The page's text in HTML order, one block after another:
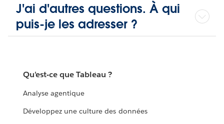
J'ai d'autres questions. À qui
puis-je les adresser ?
Qu'est-ce que Tableau ?
Analyse agentique
Développez une culture des données